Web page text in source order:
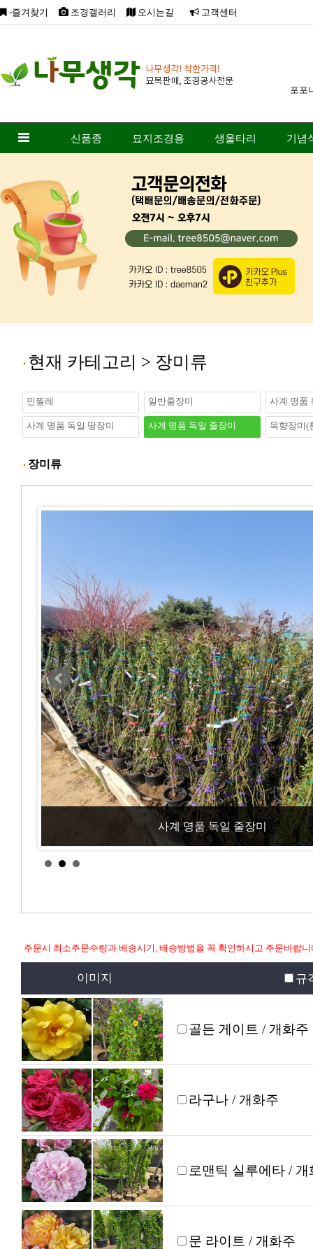
-즐겨찾기 조경갤러리 오시는길 고객센터
포포
신품종 묘지조경용 생울타리 기념
현재 카테고리 > 장미류
민찔레 일반줄장미 사계 명품
사계 명품 독일 땅장미 사계 명품 독일 줄장미 목향장미(
장미류
사계 명품 독일 줄장미
주문시 최소주문수량과 배송시기, 배송방법을 꼭 확인하시고 주문바랍니
이미지 규
골든 게이트 / 개화주
라구나 / 개화주
로맨틱 실루에타 / 개
문 라이트 / 개화주